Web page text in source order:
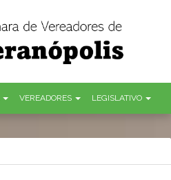
VEREADORES LEGISLATIVO